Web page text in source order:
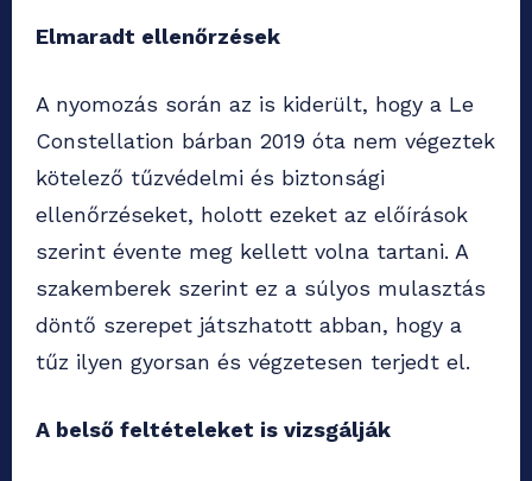
Elmaradt ellenőrzések
A nyomozás során az is kiderült, hogy a Le
Constellation bárban 2019 óta nem végeztek
kötelező tűzvédelmi és biztonsági
ellenőrzéseket, holott ezeket az előírások
szerint évente meg kellett volna tartani. A
szakemberek szerint ez a súlyos mulasztás
döntő szerepet játszhatott abban, hogy a
tűz ilyen gyorsan és végzetesen terjedt el.
A belső feltételeket is vizsgálják